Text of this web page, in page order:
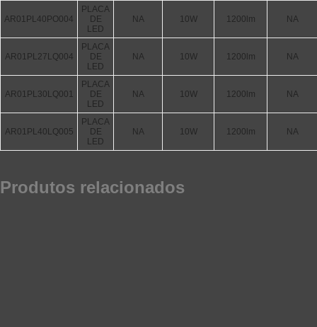
AR01PL40PO004
PLACA
DE
LED
NA 10W 1200lm NA
AR01PL27LQ004
PLACA
DE
LED
NA 10W 1200lm NA
AR01PL30LQ001
PLACA
DE
LED
NA 10W 1200lm NA
AR01PL40LQ005
PLACA
DE
LED
NA 10W 1200lm NA
Produtos relacionados